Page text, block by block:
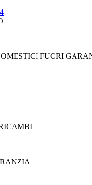
FUORI